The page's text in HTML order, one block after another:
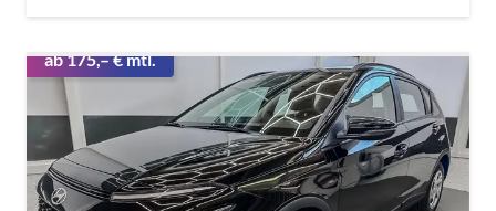
ab 175,– € mtl.